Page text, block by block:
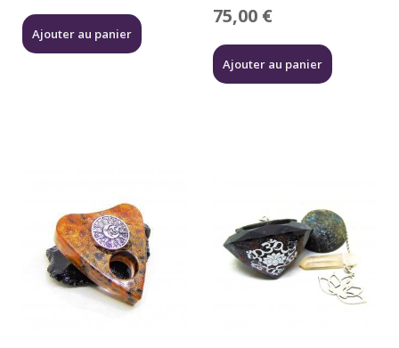
Ajouter au panier
75,00 €
Ajouter au panier